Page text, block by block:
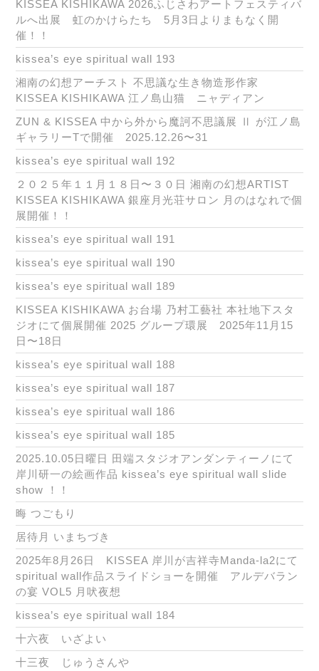
KISSEA KISHIKAWA 2026ふじさわアートフェスティバ
ルへ出展 虹のかけらたち 5月3日よりまもなく開
催！！
kissea’s eye spiritual wall 193
湘南の幻想アーチスト 不思議な生き物造形作家
KISSEA KISHIKAWA 江ノ島山猫 ニャディアン
ZUN & KISSEA 中から外から魔訶不思議展 Ⅱ が江ノ島
ギャラリーTで開催 2025.12.26〜31
kissea’s eye spiritual wall 192
２０２５年１１月１８日〜３０日 湘南の幻想ARTIST
KISSEA KISHIKAWA 銀座月光荘サロン 月のはなれで個
展開催！！
kissea’s eye spiritual wall 191
kissea’s eye spiritual wall 190
kissea’s eye spiritual wall 189
KISSEA KISHIKAWA お台場 乃村工藝社 本社地下スタ
ジオにて個展開催 2025 グループ環展 2025年11月15
日〜18日
kissea’s eye spiritual wall 188
kissea’s eye spiritual wall 187
kissea’s eye spiritual wall 186
kissea’s eye spiritual wall 185
2025.10.05日曜日 田端スタジオアンダンティーノにて
岸川研一の絵画作品 kissea’s eye spiritual wall slide
show ！！
晦 つごもり
居待月 いまちづき
2025年8月26日 KISSEA 岸川が吉祥寺Manda-la2にて
spiritual wall作品スライドショーを開催 アルデバラン
の宴 VOL5 月吠夜想
kissea’s eye spiritual wall 184
十六夜 いざよい
十三夜 じゅうさんや